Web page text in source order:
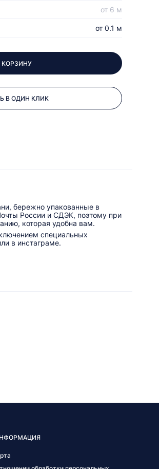
от 0.1 м
от 6 м
КОРЗИНУ
В ОДИН КЛИК
бережно упакованные в
России и СДЭК, поэтому при
которая удобна вам.
специальных
в инстаграме.